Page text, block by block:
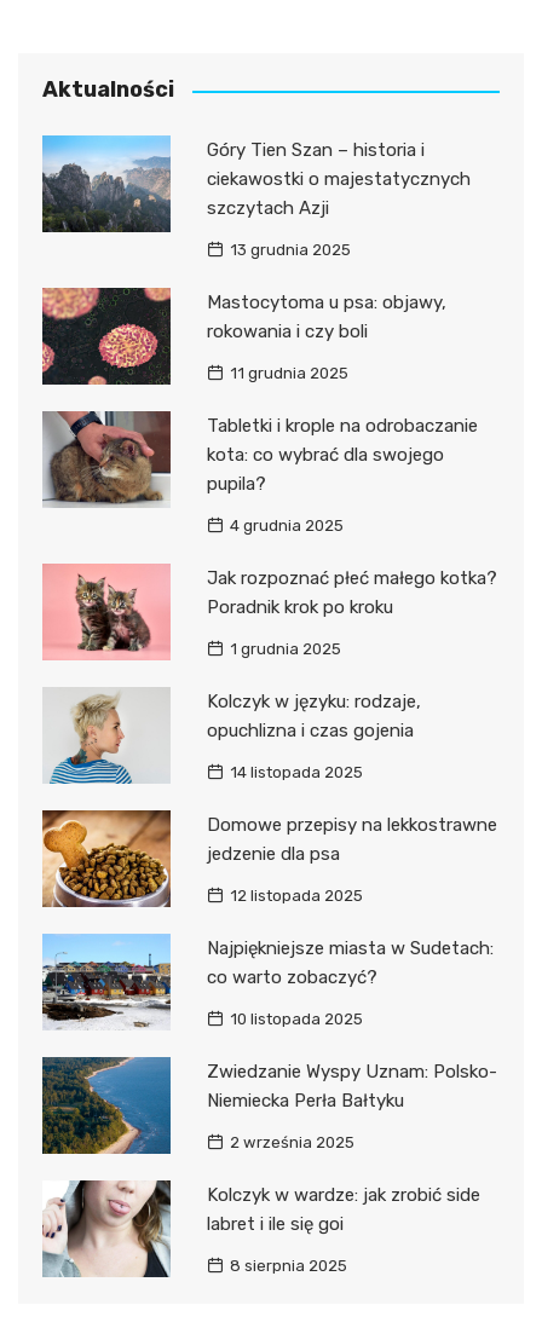
Aktualności
Góry Tien Szan – historia i
ciekawostki o majestatycznych
szczytach Azji
13 grudnia 2025
Mastocytoma u psa: objawy,
rokowania i czy boli
11 grudnia 2025
Tabletki i krople na odrobaczanie
kota: co wybrać dla swojego
pupila?
4 grudnia 2025
Jak rozpoznać płeć małego kotka?
Poradnik krok po kroku
1 grudnia 2025
Kolczyk w języku: rodzaje,
opuchlizna i czas gojenia
14 listopada 2025
Domowe przepisy na lekkostrawne
jedzenie dla psa
12 listopada 2025
Najpiękniejsze miasta w Sudetach:
co warto zobaczyć?
10 listopada 2025
Zwiedzanie Wyspy Uznam: Polsko-
Niemiecka Perła Bałtyku
2 września 2025
Kolczyk w wardze: jak zrobić side
labret i ile się goi
8 sierpnia 2025